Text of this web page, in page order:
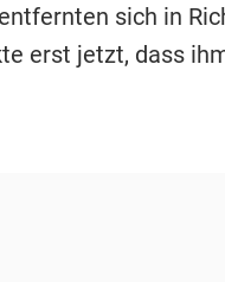
sich in
erst jetzt, dass